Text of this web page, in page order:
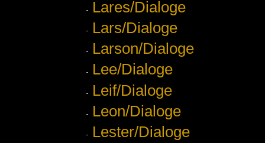
Lares/Dialoge
Lars/Dialoge
Larson/Dialoge
Lee/Dialoge
Leif/Dialoge
Leon/Dialoge
Lester/Dialoge